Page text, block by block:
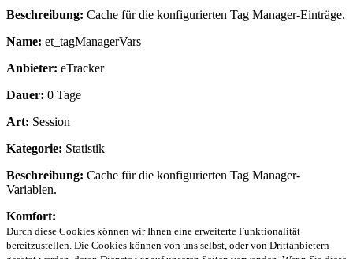
Beschreibung: Cache für die konfigurierten Tag Manager-Einträge.
Name: et_tagManagerVars
Anbieter: eTracker
Dauer: 0 Tage
Art: Session
Kategorie: Statistik
Beschreibung: Cache für die konfigurierten Tag Manager-
Variablen.
Komfort:
Durch diese Cookies können wir Ihnen eine erweiterte Funktionalität
bereitzustellen. Die Cookies können von uns selbst, oder von Drittanbietern